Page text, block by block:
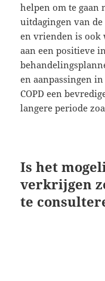
helpen om te gaan
uitdagingen van
en vrienden is ook
aan een positieve
en aanpassingen
COPD een
langere periode
Is het
verkrijgen
te